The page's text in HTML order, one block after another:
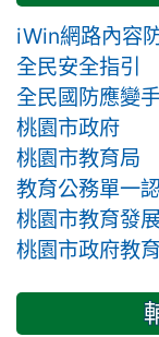
iWin網路內容
全民安全指引
全民國防應變
桃園市政府
桃園市教育局
教育公務單一
桃園市教育發
桃園市政府教